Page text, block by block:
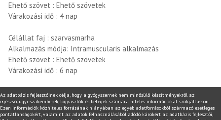
Ehető szövet : Ehető szövetek
Várakozási idő : 4 nap
Célállat faj : szarvasmarha
Alkalmazás módja: Intramuscularis alkalmazás
Ehető szövet : Ehető szövetek
Várakozási idő : 6 nap
Az adatbázis fejlesztőinek célja, hogy a gyógyszernek nem minősülő készítményekről az
egészségügyi szakemberek, fogyasztók és betegek számára hiteles információkat szolgáltasson.
Ezen információk közhiteles forrásának hiányában az egyéb adatforrásokból származó esetleges
pontatlanságokért, valamint az adatok felhasználásából adódó károkért az adatbázis fejlesztői,